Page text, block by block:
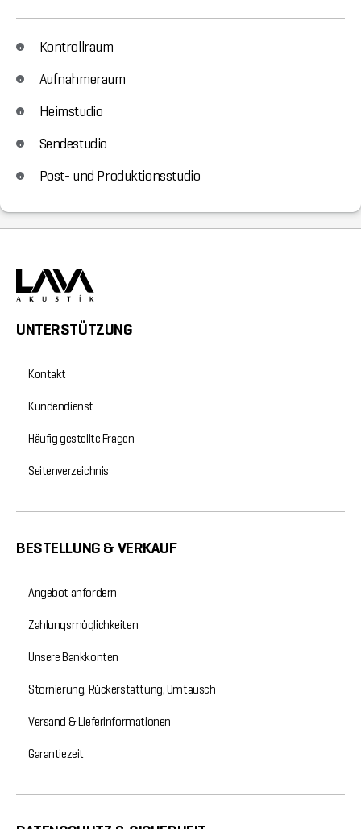
Kontrollraum
Aufnahmeraum
Heimstudio
Sendestudio
Post- und Produktionsstudio
UNTERSTÜTZUNG
Kontakt
Kundendienst
Häufig gestellte Fragen
Seitenverzeichnis
BESTELLUNG & VERKAUF
Angebot anfordern
Zahlungsmöglichkeiten
Unsere Bankkonten
Stornierung, Rückerstattung, Umtausch
Versand & Lieferinformationen
Garantiezeit